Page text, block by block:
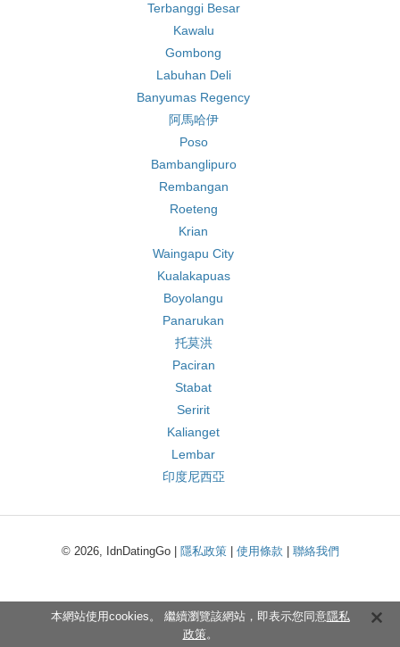
Terbanggi Besar
Kawalu
Gombong
Labuhan Deli
Banyumas Regency
阿馬哈伊
Poso
Bambanglipuro
Rembangan
Roeteng
Krian
Waingapu City
Kualakapuas
Boyolangu
Panarukan
托莫洪
Paciran
Stabat
Seririt
Kalianget
Lembar
印度尼西亞
© 2026, IdnDatingGo | 隱私政策| 使用條款 聯絡我們
本網站使用cookies。 繼續瀏覽該網站，即表示您同意隱私
政策。